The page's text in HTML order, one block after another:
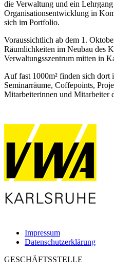
die Verwaltung und ein
Organisationsentwicklung in
sich im Portfolio.
Voraussichtlich ab dem 1.
Räumlichkeiten im Neubau des
Verwaltungsszentrum mitten in
Auf fast 1000m² finden sich dort
Seminarräume, Coffepoints,
Mitarbeiterinnen und Mitarbeiter
Impressum
Datenschutzerklärung
GESCHÄFTSSTELLE